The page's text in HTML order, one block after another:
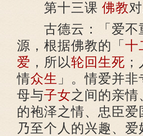
第十三课 佛教对
古德云：「爱不
源，根据佛教的「 十
爱 ，所以轮回 生死
情众生 」。情爱并
母与子女之间的亲
的袍泽之情、忠臣
乃至个人的兴趣、